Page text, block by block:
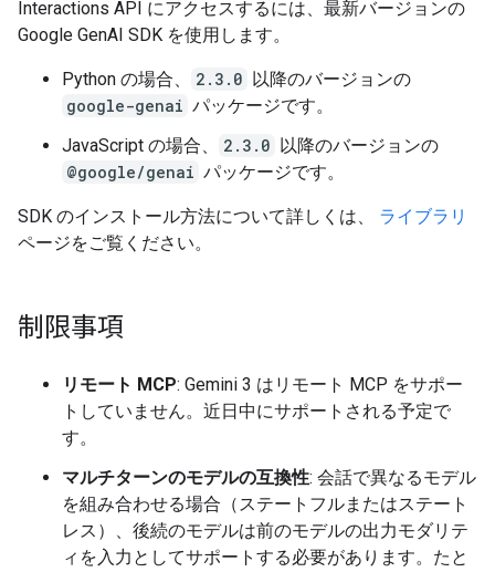
Interactions API にアクセスするには、最新バージョンの
Google GenAI SDK を使用します。
Python の場合、 2.3.0 以降のバージョンの
google-genai パッケージです。
JavaScript の場合、
2.3.0 以降のバージョンの
@google/genai パッケージです。
SDK のインストール方法について詳しくは、 ライブラリ
ページをご覧ください。
制限事項
リモート MCP: Gemini 3 はリモート MCP をサポー
トしていません。近日中にサポートされる予定で
す。
マルチターンのモデルの互換性: 会話で異なるモデル
を組み合わせる場合（ステートフルまたはステート
レス）、後続のモデルは前のモデルの出力モダリテ
ィを入力としてサポートする必要があります。たと